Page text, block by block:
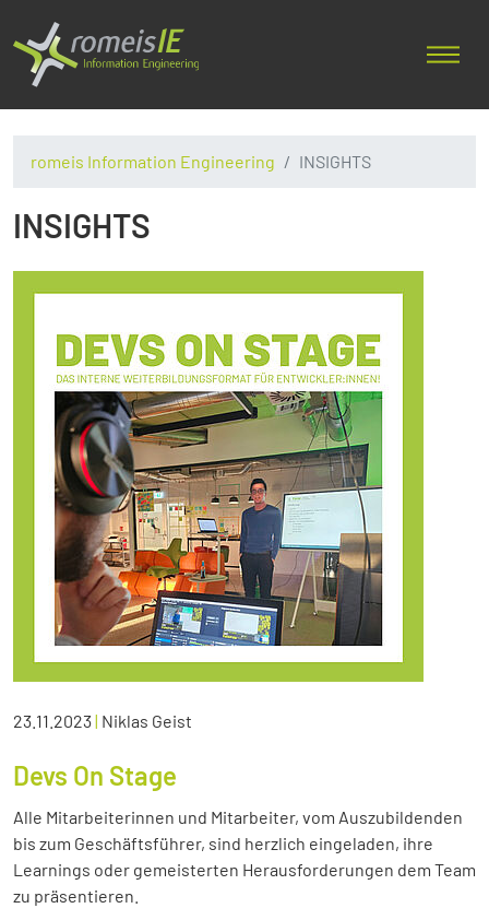
romeis Information Engineering INSIGHTS
INSIGHTS
23.11.2023| Niklas Geist
Devs On Stage
Alle Mitarbeiterinnen und Mitarbeiter, vom Auszubildenden
bis zum Geschäftsführer, sind herzlich eingeladen, ihre
Learnings oder gemeisterten Herausforderungen dem Team
zu präsentieren.